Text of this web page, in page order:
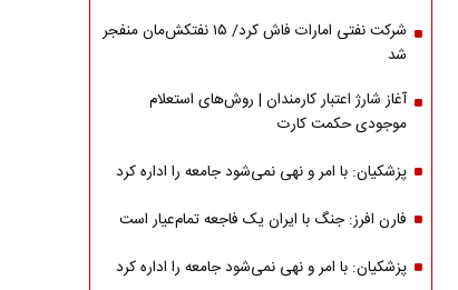
شرکت نفتی امارات فاش کرد/ ۱۵ نفتکش‌مان منفجر
شد
آغاز شارژ اعتبار کارمندان | روش‌های استعلام
موجودی حکمت کارت
پزشکیان: با امر و نهی نمی‌شود جامعه را اداره کرد
فارن افرز: جنگ با ایران یک فاجعه تمام‌عیار است
پزشکیان: با امر و نهی نمی‌شود جامعه را اداره کرد